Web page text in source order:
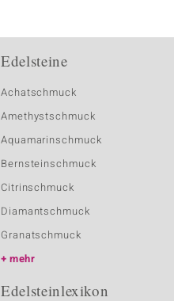
Edelsteine
Achatschmuck
Amethystschmuck
Aquamarinschmuck
Bernsteinschmuck
Citrinschmuck
Diamantschmuck
Granatschmuck
mehr
Edelsteinlexikon